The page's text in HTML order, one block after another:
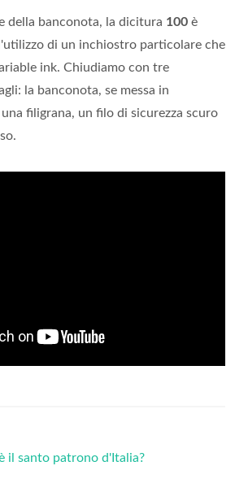
della banconota, la dicitura 100 è
di un inchiostro particolare che
ink. Chiudiamo con tre
la banconota, se messa in
filigrana, un filo di sicurezza scuro
il santo patrono d'Italia?